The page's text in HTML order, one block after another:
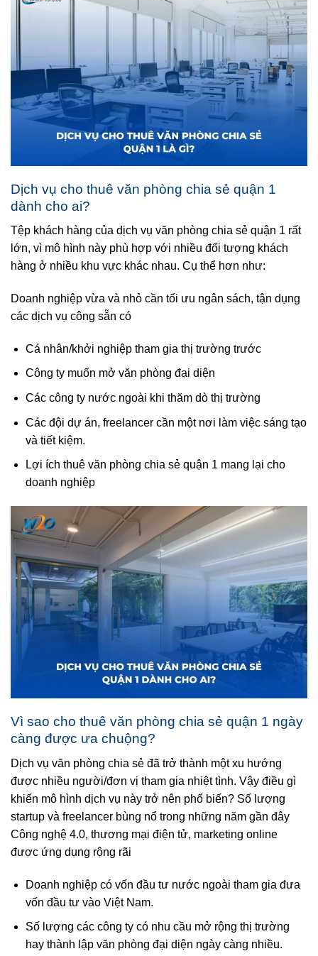
Dịch vụ cho thuê văn phòng chia sẻ quận 1
dành cho ai?
Tệp khách hàng của dịch vụ văn phòng chia sẻ quận 1 rất
lớn, vì mô hình này phù hợp với nhiều đối tượng khách
hàng ở nhiều khu vực khác nhau. Cụ thể hơn như:
Doanh nghiệp vừa và nhỏ cần tối ưu ngân sách, tận dụng
các dịch vụ công sẵn có
Cá nhân/khởi nghiệp tham gia thị trường trước
Công ty muốn mở văn phòng đại diện
Các công ty nước ngoài khi thăm dò thị trường
Các đội dự án, freelancer cần một nơi làm việc sáng tạo
và tiết kiệm.
Lợi ích thuê văn phòng chia sẻ quận 1 mang lại cho
doanh nghiệp
Vì sao cho thuê văn phòng chia sẻ quận 1 ngày
càng được ưa chuộng?
Dịch vụ văn phòng chia sẻ đã trở thành một xu hướng
được nhiều người/đơn vị tham gia nhiệt tình. Vậy điều gì
khiến mô hình dịch vụ này trở nên phổ biến? Số lượng
startup và freelancer bùng nổ trong những năm gần đây
Công nghệ 4.0, thương mại điện tử, marketing online
được ứng dụng rộng rãi
Doanh nghiệp có vốn đầu tư nước ngoài tham gia đưa
vốn đầu tư vào Việt Nam.
Số lượng các công ty có nhu cầu mở rộng thị trường
hay thành lập văn phòng đại diện ngày càng nhiều.